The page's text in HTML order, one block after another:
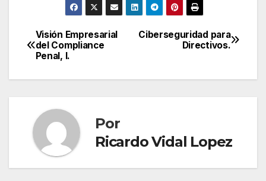
gestión de
emergencias, I.
gestión de
emergencias, y
II.
Navegación
de
Ciberseguridad para
Directivos.
Visión Empresarial
del Compliance
Penal, I.
Por
Ricardo Vidal Lopez